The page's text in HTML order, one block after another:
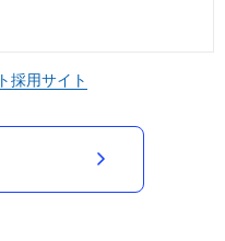
採用サイト